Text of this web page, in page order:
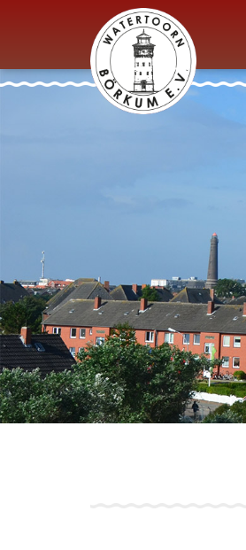
Wassermuseum
Aktuelles
Wissenswertes
Geschichte